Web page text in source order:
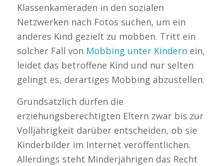
Klassenkameraden in den sozialen
Netzwerken nach Fotos suchen, um ein
anderes Kind gezielt zu mobben. Tritt ein
solcher Fall von Mobbing unter Kindern ein,
leidet das betroffene Kind und nur selten
gelingt es, derartiges Mobbing abzustellen.
Grundsätzlich dürfen die
erziehungsberechtigten Eltern zwar bis zur
Volljährigkeit darüber entscheiden, ob sie
Kinderbilder im Internet veröffentlichen.
Allerdings steht Minderjährigen das Recht